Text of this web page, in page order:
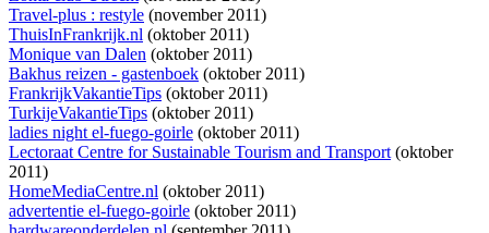
Travel-plus : restyle (november 2011)
ThuisInFrankrijk.nl (oktober 2011)
Monique van Dalen (oktober 2011)
Bakhus reizen - gastenboek (oktober 2011)
FrankrijkVakantieTips (oktober 2011)
TurkijeVakantieTips (oktober 2011)
ladies night el-fuego-goirle (oktober 2011)
Lectoraat Centre for Sustainable Tourism and Transport (oktober
2011)
HomeMediaCentre.nl (oktober 2011)
advertentie el-fuego-goirle (oktober 2011)